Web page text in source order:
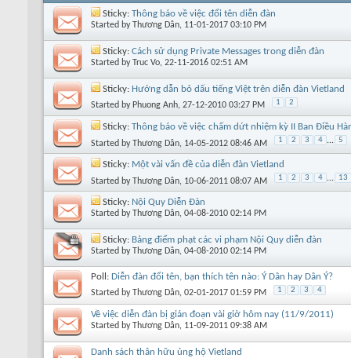
Sticky: Thông báo về việc đổi tên diễn đàn
Started byThương Dân, 11-01-2017 03:10 PM
Sticky: Cách sử dụng Private Messages trong diễn đàn
Started byTruc Vo, 22-11-2016 02:51 AM
Sticky: Hướng dẫn bỏ dấu tiếng Việt trên diễn đàn Vietland
Started by Phuong Anh, 27-12-2010 03:27 PM 1 2
Sticky: Thông báo về việc chấm dứt nhiệm kỳ II Ban Điều
Started byThương Dân, 14-05-2012 08:46 AM 1 2 3 4 ... 5
Sticky: Một vài vấn đề của diễn đàn Vietland
Started byThương Dân, 10-06-2011 08:07 AM 1 2 3 4 ... 13
Sticky: Nội Quy Diễn Đàn
Started byThương Dân, 04-08-2010 02:14 PM
Sticky: Bảng điểm phạt các vi phạm Nội Quy diễn đàn
Started byThương Dân, 04-08-2010 02:14 PM
Poll: Diễn đàn đổi tên, bạn thích tên nào: Ý Dân hay Dân Ý?
Started byThương Dân, 02-01-2017 01:59 PM 1 2 3 4
Về việc diễn đàn bị gián đoạn vài giờ hôm nay (11/9/2011)
Started byThương Dân, 11-09-2011 09:38 AM
Danh sách thân hữu ủng hộ Vietland